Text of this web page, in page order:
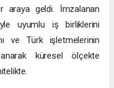
araya geldi. İmzalanan
uyumlu iş birliklerini
ve Türk işletmelerinin
küresel ölçekte